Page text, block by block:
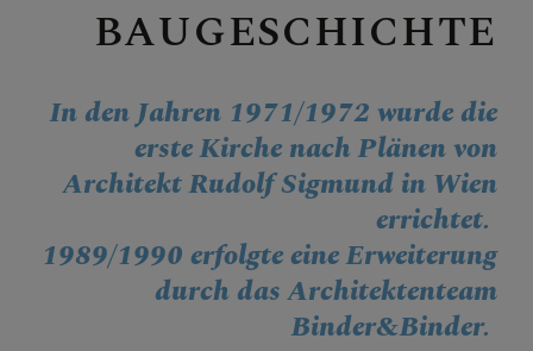
Pfarrkirche
Pfarrpatron Heiliger Severin
KONTAKT
BAUGESCHICHTE
In den Jahren 1971/1972 wurde die
erste Kirche nach Plänen von
Architekt Rudolf Sigmund in Wien
errichtet.
1989/1990 erfolgte eine Erweiterung
durch das Architektenteam
Binder&Binder.